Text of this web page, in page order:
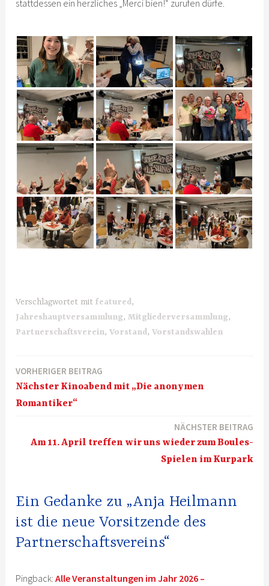
stattdessen ein herzliches „Merci bien!“ zurufen dürfe.
Verschlagwortet mitfeatured,
Jahreshauptversammlung,Mitgliederversammlung,
Partnerschaftsverein,Vorstand,Vorstandswahlen
Beitragsnavigation
VORHERIGER BEITRAG
Nächster Kinoabend mit „Die anonymen
Romantiker“
NÄCHSTER BEITRAG
Am 11. April treffen wir uns wieder zum Boules-
Spielen im Kurpark
Ein Gedanke zu „Anja Heilmann
ist die neue Vorsitzende des
Partnerschaftsvereins“
Pingback:Alle Veranstaltungen im Jahr 2026 –